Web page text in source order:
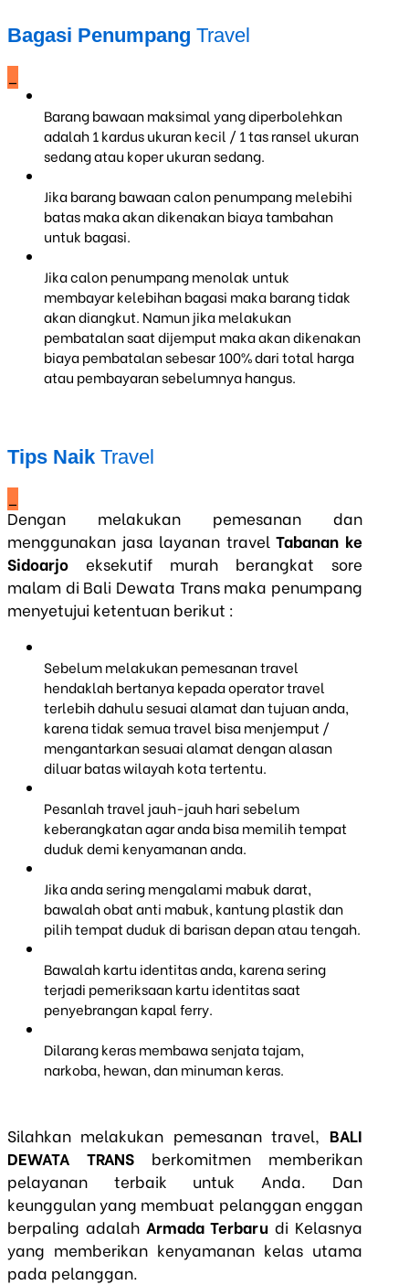
Bagasi Penumpang Travel
_
Barang bawaan maksimal yang diperbolehkan
adalah 1 kardus ukuran kecil / 1 tas ransel ukuran
sedang atau koper ukuran sedang.
Jika barang bawaan calon penumpang melebihi
batas maka akan dikenakan biaya tambahan
untuk bagasi.
Jika calon penumpang menolak untuk
membayar kelebihan bagasi maka barang tidak
akan diangkut. Namun jika melakukan
pembatalan saat dijemput maka akan dikenakan
biaya pembatalan sebesar 100% dari total harga
atau pembayaran sebelumnya hangus.
Tips Naik Travel
_
Dengan melakukan pemesanan dan
menggunakan jasa layanan travelTabanan ke
Sidoarjo eksekutif murah berangkat sore
malam di Bali Dewata Trans maka penumpang
menyetujui ketentuan berikut :
Sebelum melakukan pemesanan travel
hendaklah bertanya kepada operator travel
terlebih dahulu sesuai alamat dan tujuan anda,
karena tidak semua travel bisa menjemput /
mengantarkan sesuai alamat dengan alasan
diluar batas wilayah kota tertentu.
Pesanlah travel jauh-jauh hari sebelum
keberangkatan agar anda bisa memilih tempat
duduk demi kenyamanan anda.
Jika anda sering mengalami mabuk darat,
bawalah obat anti mabuk, kantung plastik dan
pilih tempat duduk di barisan depan atau tengah.
Bawalah kartu identitas anda, karena sering
terjadi pemeriksaan kartu identitas saat
penyebrangan kapal ferry.
Dilarang keras membawa senjata tajam,
narkoba, hewan, dan minuman keras.
Silahkan melakukan pemesanan travel, BALI
DEWATA TRANSberkomitmen memberikan
pelayanan terbaik untuk Anda. Dan
keunggulan yang membuat pelanggan enggan
berpaling adalah Armada Terbaru di Kelasnya
yang memberikan kenyamanan kelas utama
pada pelanggan.